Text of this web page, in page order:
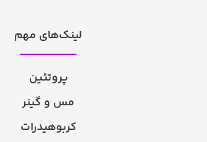
لینک‌های مهم
پروتئین
مس و گینر
کربوهیدرات